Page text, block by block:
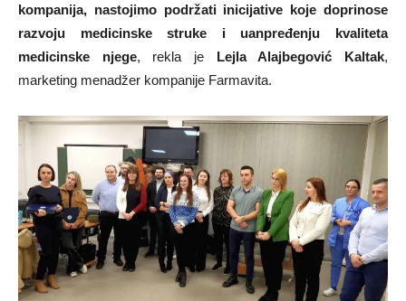
kompanija, nastojimo podržati inicijative koje doprinose
razvoju medicinske struke i uanpređenju kvaliteta
medicinske njege, rekla je Lejla Alajbegović Kaltak,
marketing menadžer kompanije Farmavita.